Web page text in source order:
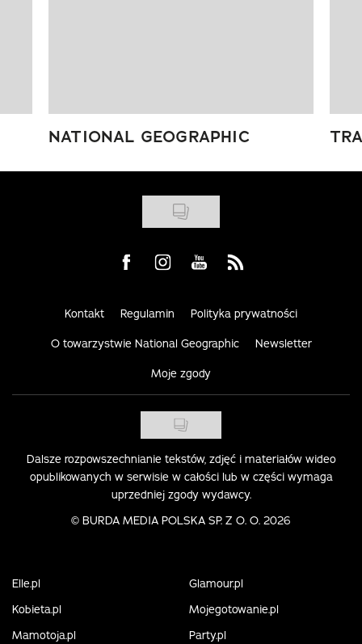
NATIONAL GEOGRAPHIC
Visit us on Facebook
Visit us on Instagram
Visit us on Youtube
Visit us on Rss
Kontakt Regulamin Polityka prywatności
O towarzystwie National Geographic Newsletter
Moje zgody
Dalsze rozpowszechnianie tekstów, zdjęć i materiałów wideo
opublikowanych w serwisie w całości lub w części wymaga
uprzedniej zgody wydawcy.
© BURDA MEDIA POLSKA SP. Z O. O. 2026
Elle.pl
Glamour.pl
Kobieta.pl
Mojegotowanie.pl
Mamotoja.pl
Party.pl